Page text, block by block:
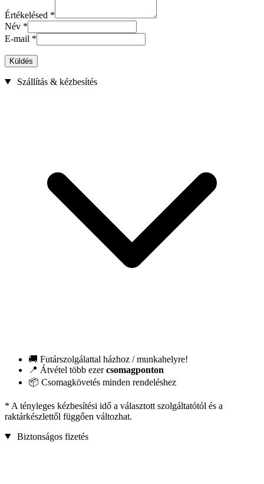
Értékelésed *
Név *
E-mail *
Küldés
Szállítás & kézbesítés
🚚 Futárszolgálattal házhoz / munkahelyre!
📍 Átvétel több ezercsomagponton
📦 Csomagkövetés minden rendeléshez
* A tényleges kézbesítési idő a választott szolgáltatótól és a
raktárkészlettől függően változhat.
Biztonságos fizetés